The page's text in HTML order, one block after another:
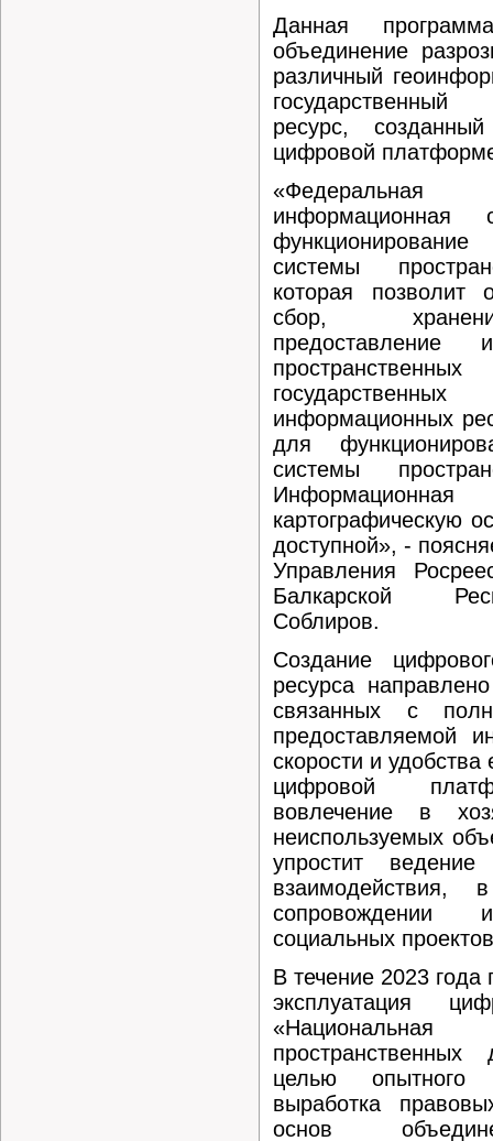
Данная
объединение
различный
ресурс,
цифровой
«Федеральная
информационная
системы
которая позволит
сбор,
предоставление
информационных
для
системы
Информационная
картографическую
доступной», -
Управления
Балкарской
Соблиров.
Создание
ресурса
связанных с
предоставляемой
скорости и
цифровой
вовлечение в
неиспользуемых
упростит ведение
сопровождении
социальных
В течение 2023 года
эксплуатация
целью опытного
выработка
основ